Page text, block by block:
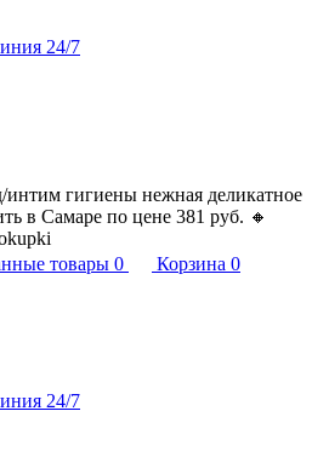
24/7
интим гигиены нежная деликатное
в Самаре по цене 381 руб. 🔸
товары 0 Корзина 0
24/7